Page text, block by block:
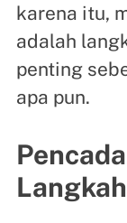
karena itu,
adalah
penting
apa pun.